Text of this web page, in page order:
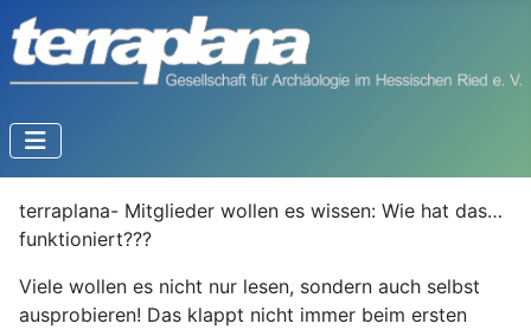
terraplana- Mitglieder wollen es wissen: Wie hat das…
funktioniert???
Viele wollen es nicht nur lesen, sondern auch selbst
ausprobieren! Das klappt nicht immer beim ersten